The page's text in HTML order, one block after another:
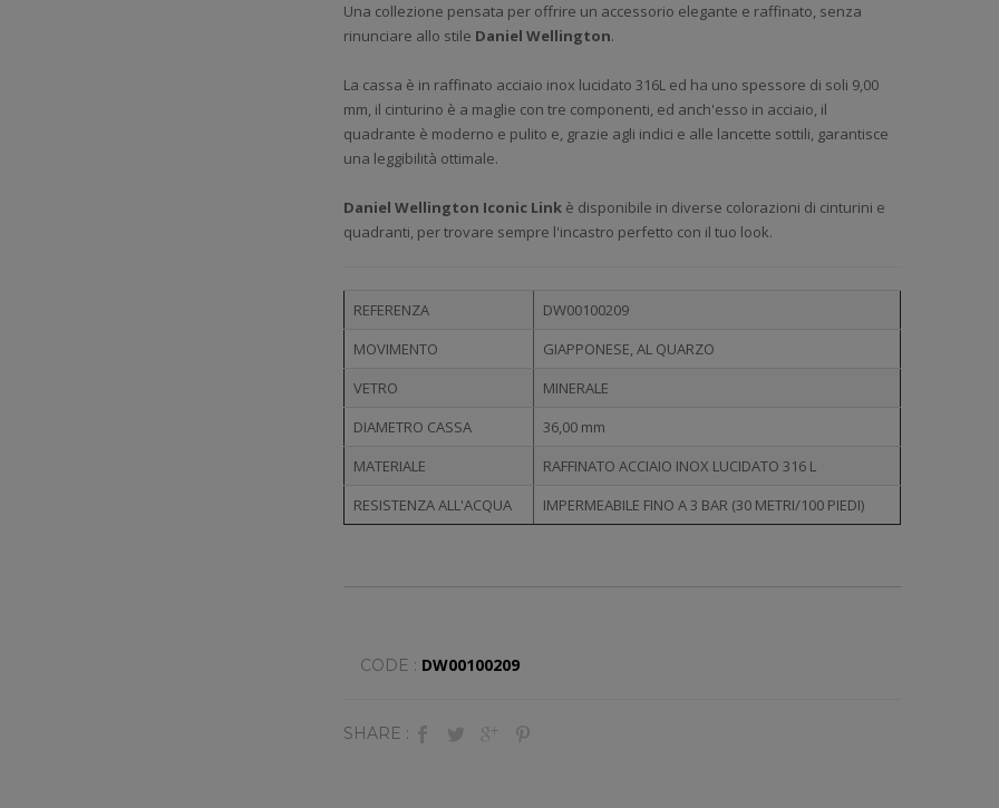
Una collezione pensata per offrire un accessorio elegante e raffinato, senza
rinunciare allo stile Daniel Wellington.
La cassa è in raffinato acciaio inox lucidato 316L ed ha uno spessore di soli 9,00
mm, il cinturino è a maglie con tre componenti, ed anch'esso in acciaio, il
quadrante è moderno e pulito e, grazie agli indici e alle lancette sottili, garantisce
una leggibilità ottimale.
Daniel Wellington Iconic Link è disponibile in diverse colorazioni di cinturini e
quadranti, per trovare sempre l'incastro perfetto con il tuo look.
REFERENZA
DW00100209
MOVIMENTO
GIAPPONESE, AL QUARZO
VETRO
MINERALE
DIAMETRO CASSA
36,00 mm
MATERIALE
RAFFINATO ACCIAIO INOX LUCIDATO 316 L
RESISTENZA ALL'ACQUA
IMPERMEABILE FINO A 3 BAR (30 METRI/100 PIEDI)
CODE : DW00100209
SHARE :